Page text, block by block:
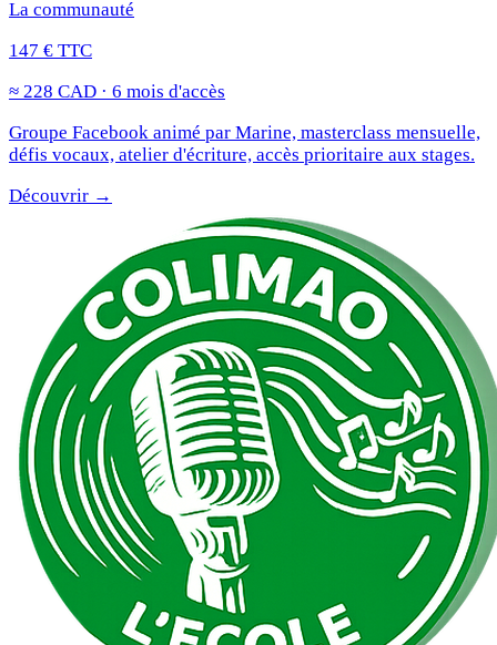
La communauté
147 € TTC
≈ 228 CAD · 6 mois d'accès
Groupe Facebook animé par Marine, masterclass mensuelle,
défis vocaux, atelier d'écriture, accès prioritaire aux stages.
Découvrir →